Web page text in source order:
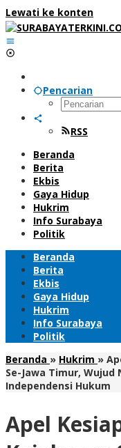
Lewati ke konten
Pencarian
RSS
Beranda
Berita
Ekbis
Gaya Hidup
Hukrim
Info Surabaya
Politik
Beranda
Berita
Ekbis
Gaya Hidup
Hukrim
Info Surabaya
Politik
Beranda » Hukrim »
Se-Jawa Timur,
Independensi Hukum
Apel